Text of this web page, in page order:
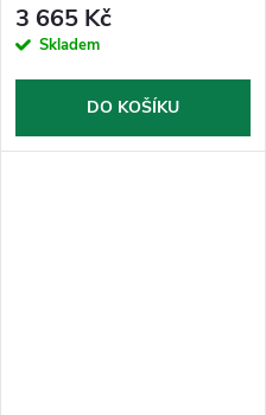
3 665 Kč
Skladem
DO KOŠÍKU